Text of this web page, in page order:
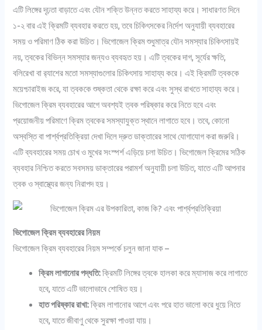
এটি লিঙ্গের দৃঢ়তা বাড়াতে এবং যৌন শক্তি উন্নত করতে সাহায্য করে। সাধারণত দিনে
১-২ বার এই ক্রিমটি ব্যবহার করতে হয়, তবে চিকিৎসকের নির্দেশ অনুযায়ী ব্যবহারের
সময় ও পরিমাণ ঠিক করা উচিত। ভিগোজেল ক্রিম শুধুমাত্র যৌন সমস্যার চিকিৎসায়ই
নয়, ত্বকের বিভিন্ন সমস্যার জন্যও ব্যবহৃত হয়। এটি ত্বকের দাগ, সূর্যের ক্ষতি,
বলিরেখা বা র‍্যাশের মতো সমস্যাগুলোর চিকিৎসায় সাহায্য করে। এই ক্রিমটি ত্বককে
ময়েশ্চারাইজ করে, যা ত্বককে শুষ্কতা থেকে রক্ষা করে এবং সুস্থ রাখতে সাহায্য করে।
ভিগোজেল ক্রিম ব্যবহারের আগে অবশ্যই ত্বক পরিষ্কার করে নিতে হবে এবং
প্রয়োজনীয় পরিমাণে ক্রিম ত্বকের সমস্যাযুক্ত স্থানে লাগাতে হবে। তবে, কোনো
অস্বস্তি বা পার্শ্বপ্রতিক্রিয়া দেখা দিলে দ্রুত ডাক্তারের সাথে যোগাযোগ করা জরুরি।
এটি ব্যবহারের সময় চোখ ও মুখের সংস্পর্শ এড়িয়ে চলা উচিত। ভিগোজেল ক্রিমের সঠিক
ব্যবহার নিশ্চিত করতে সবসময় ডাক্তারের পরামর্শ অনুযায়ী চলা উচিত, যাতে এটি আপনার
ত্বক ও স্বাস্থ্যের জন্য নিরাপদ হয়।
ভিগোজেল ক্রিম ব্যবহারের নিয়ম
ভিগোজেল ক্রিম ব্যবহারের নিয়ম সম্পর্কে চলুন জানা যাক –
ক্রিম লাগানোর পদ্ধতি:ক্রিমটি লিঙ্গের ত্বকে হালকা করে ম্যাসাজ করে লাগাতে
হবে, যাতে এটি ভালোভাবে শোষিত হয়।
হাত পরিষ্কার রাখা:ক্রিম লাগানোর আগে এবং পরে হাত ভালো করে ধুয়ে নিতে
হবে, যাতে জীবাণু থেকে সুরক্ষা পাওয়া যায়।